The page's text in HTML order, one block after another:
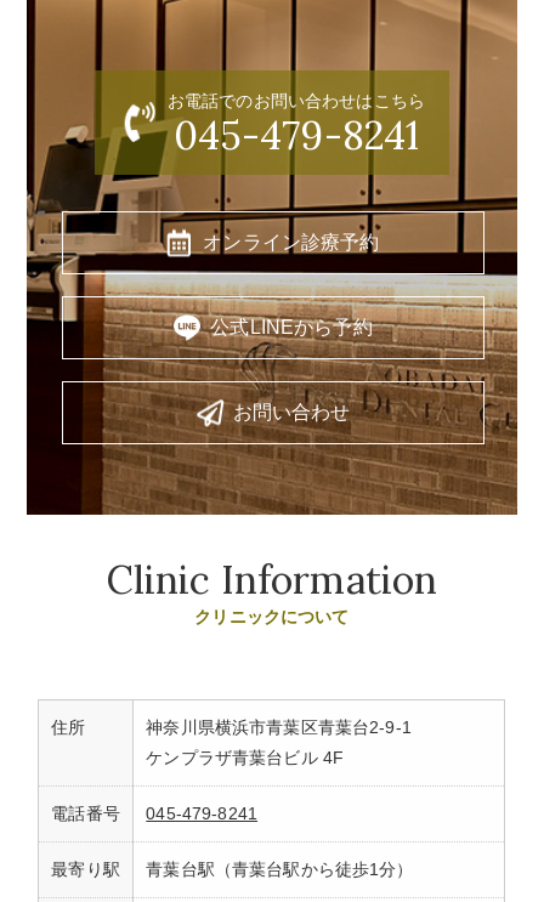
お電話でのお問い合わせはこちら
045-479-8241
オンライン診療予約
公式LINEから予約
お問い合わせ
Clinic Information
クリニックについて
住所
神奈川県横浜市青葉区青葉台2-9-1
ケンプラザ青葉台ビル 4F
電話番号 045-479-8241
最寄り駅 青葉台駅（青葉台駅から徒歩1分）